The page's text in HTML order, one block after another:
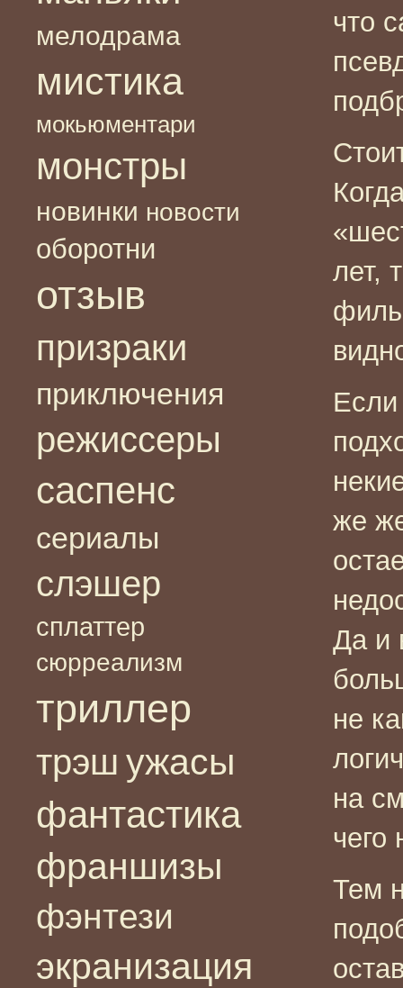
мелодрама
мистика
мокьюментари
монстры
новинки новости
оборотни
отзыв
призраки
приключения
режиссеры
саспенс
сериалы
слэшер
сплаттер
сюрреализм
триллер
трэш ужасы
фантастика
франшизы
фэнтези
экранизация
что
лет,
Если
же
Да и
не
на
Тем